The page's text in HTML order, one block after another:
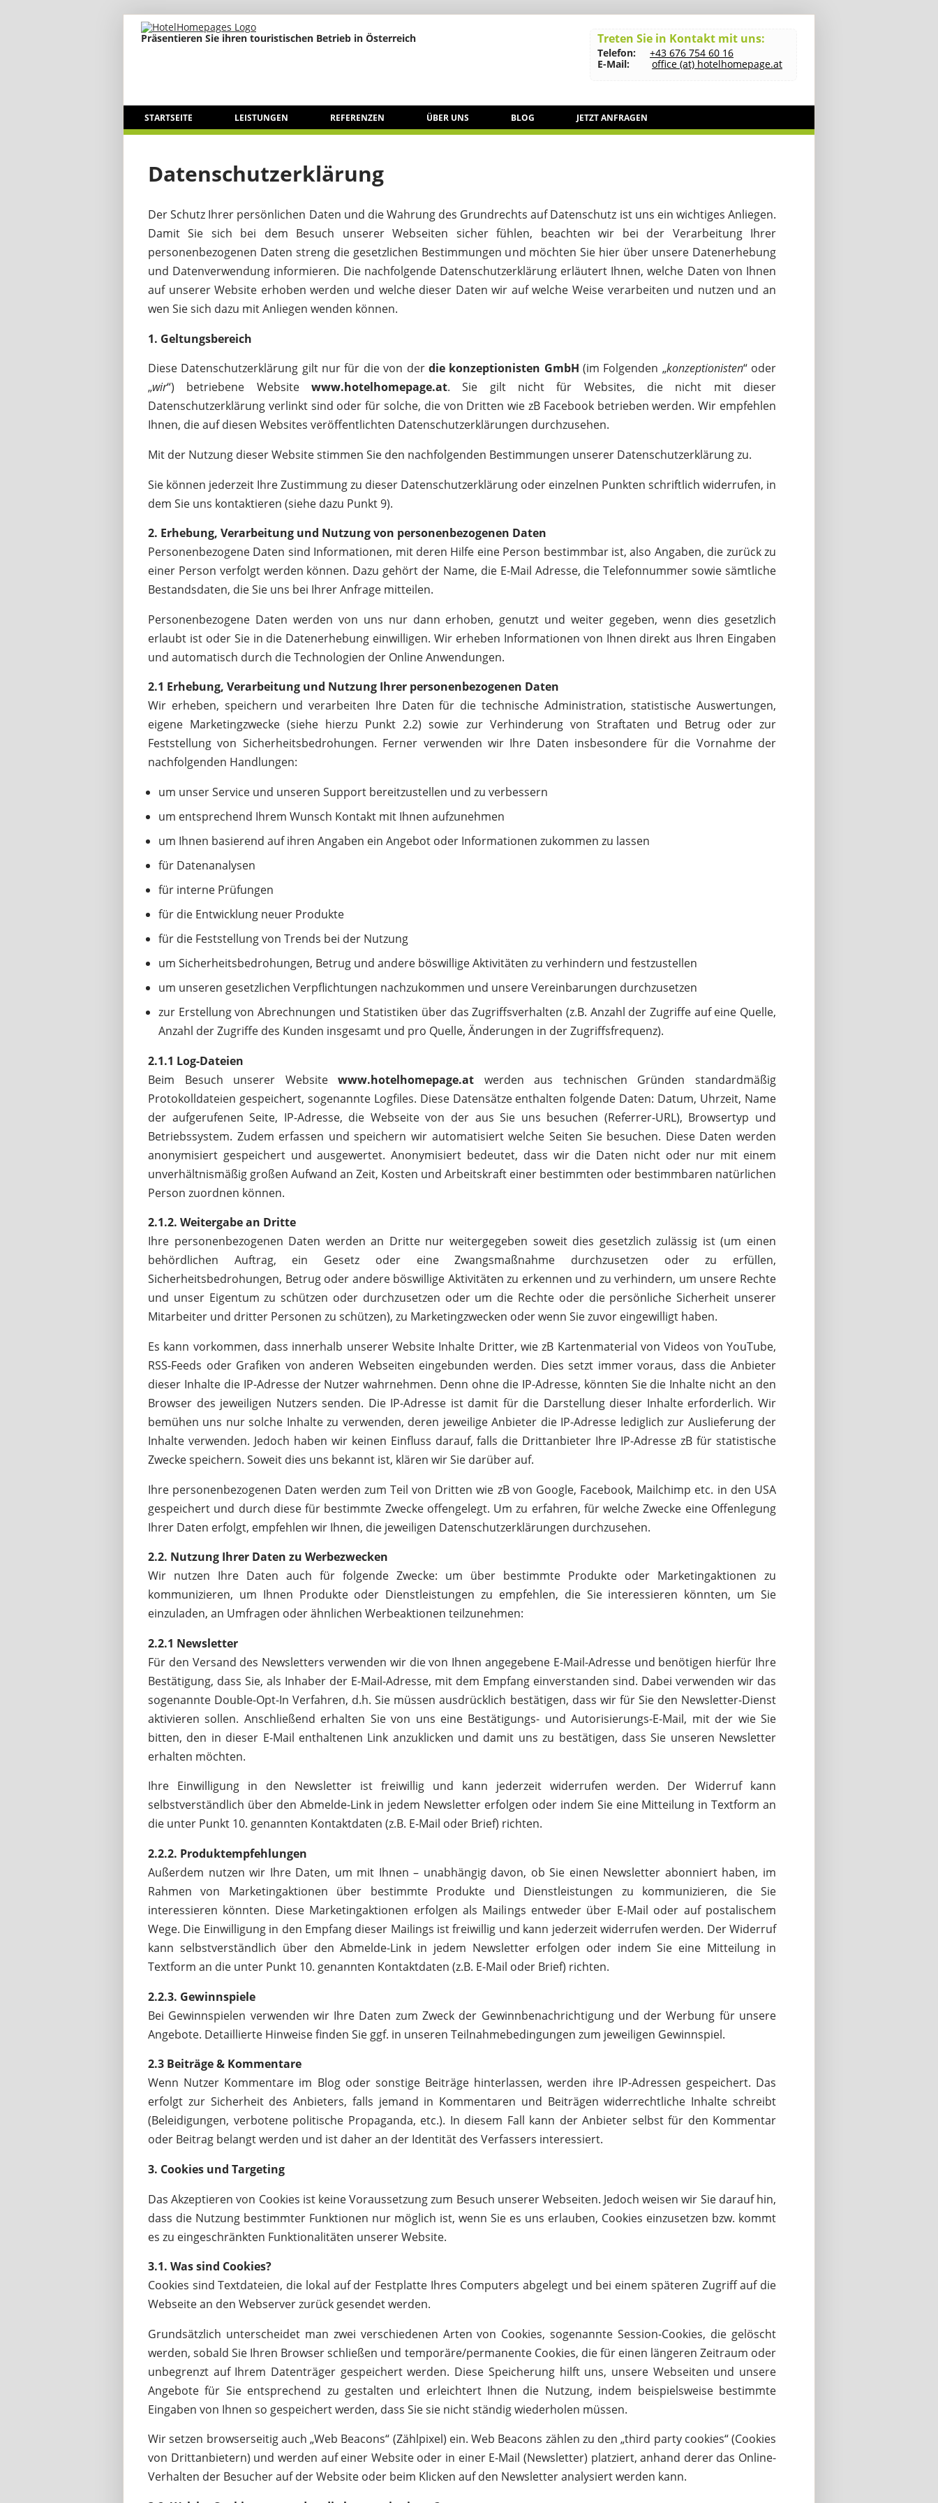
Präsentieren Sie ihren touristischen Betrieb in Österreich Treten Sie in Kontakt mit uns:
Telefon:
+43 676 754 60 16
E-Mail:
office (at) hotelhomepage.at
STARTSEITE LEISTUNGEN REFERENZEN ÜBER UNS BLOG JETZT ANFRAGEN
Datenschutzerklärung
Der Schutz Ihrer persönlichen Daten und die Wahrung des Grundrechts auf Datenschutz ist uns ein wichtiges Anliegen.
Damit Sie sich bei dem Besuch unserer Webseiten sicher fühlen, beachten wir bei der Verarbeitung Ihrer
personenbezogenen Daten streng die gesetzlichen Bestimmungen und möchten Sie hier über unsere Datenerhebung
und Datenverwendung informieren. Die nachfolgende Datenschutzerklärung erläutert Ihnen, welche Daten von Ihnen
auf unserer Website erhoben werden und welche dieser Daten wir auf welche Weise verarbeiten und nutzen und an
wen Sie sich dazu mit Anliegen wenden können.
1. Geltungsbereich
Diese Datenschutzerklärung gilt nur für die von der die konzeptionisten GmbH (im Folgenden „konzeptionisten“ oder
„wir“) betriebene Website www.hotelhomepage.at. Sie gilt nicht für Websites, die nicht mit dieser
Datenschutzerklärung verlinkt sind oder für solche, die von Dritten wie zB Facebook betrieben werden. Wir empfehlen
Ihnen, die auf diesen Websites veröffentlichten Datenschutzerklärungen durchzusehen.
Mit der Nutzung dieser Website stimmen Sie den nachfolgenden Bestimmungen unserer Datenschutzerklärung zu.
Sie können jederzeit Ihre Zustimmung zu dieser Datenschutzerklärung oder einzelnen Punkten schriftlich widerrufen, in
dem Sie uns kontaktieren (siehe dazu Punkt 9).
2. Erhebung, Verarbeitung und Nutzung von personenbezogenen Daten
Personenbezogene Daten sind Informationen, mit deren Hilfe eine Person bestimmbar ist, also Angaben, die zurück zu
einer Person verfolgt werden können. Dazu gehört der Name, die E-Mail Adresse, die Telefonnummer sowie sämtliche
Bestandsdaten, die Sie uns bei Ihrer Anfrage mitteilen.
Personenbezogene Daten werden von uns nur dann erhoben, genutzt und weiter gegeben, wenn dies gesetzlich
erlaubt ist oder Sie in die Datenerhebung einwilligen. Wir erheben Informationen von Ihnen direkt aus Ihren Eingaben
und automatisch durch die Technologien der Online Anwendungen.
2.1 Erhebung, Verarbeitung und Nutzung Ihrer personenbezogenen Daten
Wir erheben, speichern und verarbeiten Ihre Daten für die technische Administration, statistische Auswertungen,
eigene Marketingzwecke (siehe hierzu Punkt 2.2) sowie zur Verhinderung von Straftaten und Betrug oder zur
Feststellung von Sicherheitsbedrohungen. Ferner verwenden wir Ihre Daten insbesondere für die Vornahme der
nachfolgenden Handlungen:
um unser Service und unseren Support bereitzustellen und zu verbessern
um entsprechend Ihrem Wunsch Kontakt mit Ihnen aufzunehmen
um Ihnen basierend auf ihren Angaben ein Angebot oder Informationen zukommen zu lassen
für Datenanalysen
für interne Prüfungen
für die Entwicklung neuer Produkte
für die Feststellung von Trends bei der Nutzung
um Sicherheitsbedrohungen, Betrug und andere böswillige Aktivitäten zu verhindern und festzustellen
um unseren gesetzlichen Verpflichtungen nachzukommen und unsere Vereinbarungen durchzusetzen
zur Erstellung von Abrechnungen und Statistiken über das Zugriffsverhalten (z.B. Anzahl der Zugriffe auf eine Quelle,
Anzahl der Zugriffe des Kunden insgesamt und pro Quelle, Änderungen in der Zugriffsfrequenz).
2.1.1 Log-Dateien
Beim Besuch unserer Websitewww.hotelhomepage.at werden aus technischen Gründen standardmäßig
Protokolldateien gespeichert, sogenannte Logfiles. Diese Datensätze enthalten folgende Daten: Datum, Uhrzeit, Name
der aufgerufenen Seite, IP-Adresse, die Webseite von der aus Sie uns besuchen (Referrer-URL), Browsertyp und
Betriebssystem. Zudem erfassen und speichern wir automatisiert welche Seiten Sie besuchen. Diese Daten werden
anonymisiert gespeichert und ausgewertet. Anonymisiert bedeutet, dass wir die Daten nicht oder nur mit einem
unverhältnismäßig großen Aufwand an Zeit, Kosten und Arbeitskraft einer bestimmten oder bestimmbaren natürlichen
Person zuordnen können.
2.1.2. Weitergabe an Dritte
Ihre personenbezogenen Daten werden an Dritte nur weitergegeben soweit dies gesetzlich zulässig ist (um einen
behördlichen Auftrag, ein Gesetz oder eine Zwangsmaßnahme durchzusetzen oder zu erfüllen,
Sicherheitsbedrohungen, Betrug oder andere böswillige Aktivitäten zu erkennen und zu verhindern, um unsere Rechte
und unser Eigentum zu schützen oder durchzusetzen oder um die Rechte oder die persönliche Sicherheit unserer
Mitarbeiter und dritter Personen zu schützen), zu Marketingzwecken oder wenn Sie zuvor eingewilligt haben.
Es kann vorkommen, dass innerhalb unserer Website Inhalte Dritter, wie zB Kartenmaterial von Videos von YouTube,
RSS-Feeds oder Grafiken von anderen Webseiten eingebunden werden. Dies setzt immer voraus, dass die Anbieter
dieser Inhalte die IP-Adresse der Nutzer wahrnehmen. Denn ohne die IP-Adresse, könnten Sie die Inhalte nicht an den
Browser des jeweiligen Nutzers senden. Die IP-Adresse ist damit für die Darstellung dieser Inhalte erforderlich. Wir
bemühen uns nur solche Inhalte zu verwenden, deren jeweilige Anbieter die IP-Adresse lediglich zur Auslieferung der
Inhalte verwenden. Jedoch haben wir keinen Einfluss darauf, falls die Drittanbieter Ihre IP-Adresse zB für statistische
Zwecke speichern. Soweit dies uns bekannt ist, klären wir Sie darüber auf.
Ihre personenbezogenen Daten werden zum Teil von Dritten wie zB von Google, Facebook, Mailchimp etc. in den USA
gespeichert und durch diese für bestimmte Zwecke offengelegt. Um zu erfahren, für welche Zwecke eine Offenlegung
Ihrer Daten erfolgt, empfehlen wir Ihnen, die jeweiligen Datenschutzerklärungen durchzusehen.
2.2. Nutzung Ihrer Daten zu Werbezwecken
Wir nutzen Ihre Daten auch für folgende Zwecke: um über bestimmte Produkte oder Marketingaktionen zu
kommunizieren, um Ihnen Produkte oder Dienstleistungen zu empfehlen, die Sie interessieren könnten, um Sie
einzuladen, an Umfragen oder ähnlichen Werbeaktionen teilzunehmen:
2.2.1 Newsletter
Für den Versand des Newsletters verwenden wir die von Ihnen angegebene E-Mail-Adresse und benötigen hierfür Ihre
Bestätigung, dass Sie, als Inhaber der E-Mail-Adresse, mit dem Empfang einverstanden sind. Dabei verwenden wir das
sogenannte Double-Opt-In Verfahren, d.h. Sie müssen ausdrücklich bestätigen, dass wir für Sie den Newsletter-Dienst
aktivieren sollen. Anschließend erhalten Sie von uns eine Bestätigungs- und Autorisierungs-E-Mail, mit der wie Sie
bitten, den in dieser E-Mail enthaltenen Link anzuklicken und damit uns zu bestätigen, dass Sie unseren Newsletter
erhalten möchten.
Ihre Einwilligung in den Newsletter ist freiwillig und kann jederzeit widerrufen werden. Der Widerruf kann
selbstverständlich über den Abmelde-Link in jedem Newsletter erfolgen oder indem Sie eine Mitteilung in Textform an
die unter Punkt 10. genannten Kontaktdaten (z.B. E-Mail oder Brief) richten.
2.2.2. Produktempfehlungen
Außerdem nutzen wir Ihre Daten, um mit Ihnen – unabhängig davon, ob Sie einen Newsletter abonniert haben, im
Rahmen von Marketingaktionen über bestimmte Produkte und Dienstleistungen zu kommunizieren, die Sie
interessieren könnten. Diese Marketingaktionen erfolgen als Mailings entweder über E-Mail oder auf postalischem
Wege. Die Einwilligung in den Empfang dieser Mailings ist freiwillig und kann jederzeit widerrufen werden. Der Widerruf
kann selbstverständlich über den Abmelde-Link in jedem Newsletter erfolgen oder indem Sie eine Mitteilung in
Textform an die unter Punkt 10. genannten Kontaktdaten (z.B. E-Mail oder Brief) richten.
2.2.3. Gewinnspiele
Bei Gewinnspielen verwenden wir Ihre Daten zum Zweck der Gewinnbenachrichtigung und der Werbung für unsere
Angebote. Detaillierte Hinweise finden Sie ggf. in unseren Teilnahmebedingungen zum jeweiligen Gewinnspiel.
2.3 Beiträge & Kommentare
Wenn Nutzer Kommentare im Blog oder sonstige Beiträge hinterlassen, werden ihre IP-Adressen gespeichert. Das
erfolgt zur Sicherheit des Anbieters, falls jemand in Kommentaren und Beiträgen widerrechtliche Inhalte schreibt
(Beleidigungen, verbotene politische Propaganda, etc.). In diesem Fall kann der Anbieter selbst für den Kommentar
oder Beitrag belangt werden und ist daher an der Identität des Verfassers interessiert.
3. Cookies und Targeting
Das Akzeptieren von Cookies ist keine Voraussetzung zum Besuch unserer Webseiten. Jedoch weisen wir Sie darauf hin,
dass die Nutzung bestimmter Funktionen nur möglich ist, wenn Sie es uns erlauben, Cookies einzusetzen bzw. kommt
es zu eingeschränkten Funktionalitäten unserer Website.
3.1. Was sind Cookies?
Cookies sind Textdateien, die lokal auf der Festplatte Ihres Computers abgelegt und bei einem späteren Zugriff auf die
Webseite an den Webserver zurück gesendet werden.
Grundsätzlich unterscheidet man zwei verschiedenen Arten von Cookies, sogenannte Session-Cookies, die gelöscht
werden, sobald Sie Ihren Browser schließen und temporäre/permanente Cookies, die für einen längeren Zeitraum oder
unbegrenzt auf Ihrem Datenträger gespeichert werden. Diese Speicherung hilft uns, unsere Webseiten und unsere
Angebote für Sie entsprechend zu gestalten und erleichtert Ihnen die Nutzung, indem beispielsweise bestimmte
Eingaben von Ihnen so gespeichert werden, dass Sie sie nicht ständig wiederholen müssen.
Wir setzen browserseitig auch „Web Beacons“ (Zählpixel) ein. Web Beacons zählen zu den „third party cookies“ (Cookies
von Drittanbietern) und werden auf einer Website oder in einer E-Mail (Newsletter) platziert, anhand derer das Online-
Verhalten der Besucher auf der Website oder beim Klicken auf den Newsletter analysiert werden kann.